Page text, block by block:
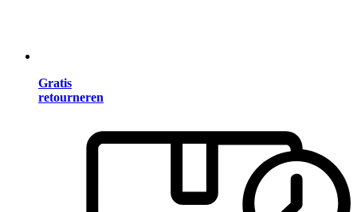
Gratis
retourneren